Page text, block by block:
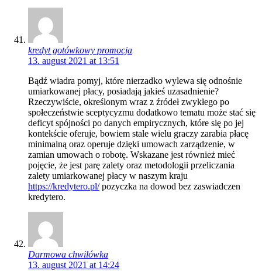
kredyt gotówkowy promocja
13. august 2021 at 13:51
Bądź wiadra pomyj, które nierzadko wylewa się odnośnie
umiarkowanej płacy, posiadają jakieś uzasadnienie?
Rzeczywiście, określonym wraz z źródeł zwykłego po
społeczeństwie sceptycyzmu dodatkowo tematu może stać się
deficyt spójności po danych empirycznych, które się po jej
kontekście oferuje, bowiem stale wielu graczy zarabia płacę
minimalną oraz operuje dzięki umowach zarządzenie, w
zamian umowach o robotę. Wskazane jest również mieć
pojęcie, że jest parę zalety oraz metodologii przeliczania
zalety umiarkowanej płacy w naszym kraju
https://kredytero.pl/pozyczka na dowod bez zaswiadczen
kredytero.
Darmowa chwilówka
13. august 2021 at 14:24